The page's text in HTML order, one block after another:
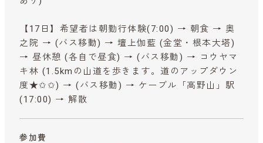
【17日】希望者は朝勤行体験(7:00) → 朝食 → 奥
之院 → (バス移動) → 壇上伽藍 (金堂・根本大塔)
→ 昼休憩 (各自で昼食) → (バス移動) → コウヤマ
キ林 (1.5kmの山道を歩きます。道のアップダウン
度★✩✩) → (バス移動) → ケーブル「高野山」駅
(17:00) → 解散
参加費